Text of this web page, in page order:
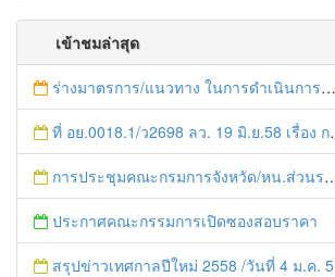
เข้าชมล่าสุด
ร่างมาตรการ/แนวทาง ในการดำเนินการประกอบการตรวจราชการแบบบูรณาการ
ที่ อย.0018.1/ว2698 ลว. 19 มิ.ย.58 เรื่อง การแก้ไขปัญหาหนี้สินให้แก่เกษตรกร
การประชุมคณะกรมการจังหวัด/หน.ส่วนราชการประจำเดือน มิถุนายน 2558
ประกาศคณะกรรมการเปิดซองสอบราคา
สรุปข่าวเทศกาลปีใหม่ 2558 /วันที่ 4 ม.ค. 58